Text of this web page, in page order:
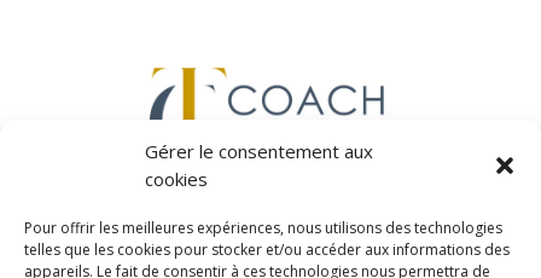
Gérer le consentement aux
cookies
Pour offrir les meilleures expériences, nous utilisons des technologies
telles que les cookies pour stocker et/ou accéder aux informations des
appareils. Le fait de consentir à ces technologies nous permettra de